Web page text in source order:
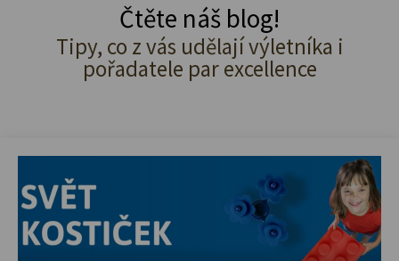
Čtěte náš blog!
Tipy, co z vás udělají výletníka i
pořadatele par excellence